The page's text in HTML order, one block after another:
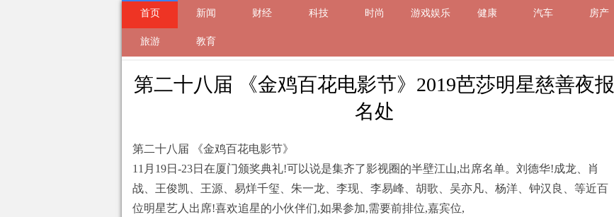
首页 新闻 财经 科技 时尚 游戏娱乐 健康 汽车 房产
旅游 教育
来自 2019-10-24 16:32 的文章
第二十八届 《金鸡百花电影节》2019芭莎明星慈善夜报
名处
第二十八届 《金鸡百花电影节》
11月19日-23日在厦门颁奖典礼!可以说是集齐了影视圈的半壁江山,出席名单。刘德华!成龙、肖
战、王俊凯、王源、易烊千玺、朱一龙、李现、李易峰、胡歌、吴亦凡、杨洋、钟汉良、等近百
位明星艺人出席!喜欢追星的小伙伴们,如果参加,需要前排位,嘉宾位,